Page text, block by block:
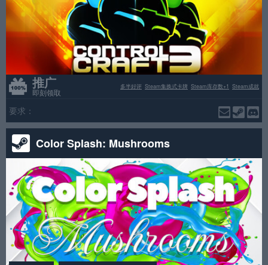
推广
即刻领取
Steam成就
Steam库存数+1
Steam集换式卡牌
多半好评
要求：
Color Splash: Mushrooms